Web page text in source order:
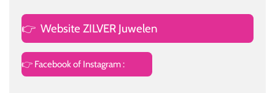
👉 Website ZILVER Juwelen
👉 Facebook of Instagram :